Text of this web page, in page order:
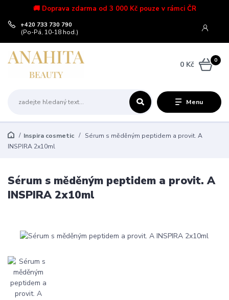
🚚 Doprava zdarma od 3 000 Kč pouze v rámci ČR
Menu
+420 733 730 790
(Po-Pá, 10-18 hod.)
0
0 Kč
Inspira cosmetic
Sérum s měděným peptidem a provit. A
INSPIRA 2x10ml
Sérum s měděným peptidem a provit. A
INSPIRA 2x10ml